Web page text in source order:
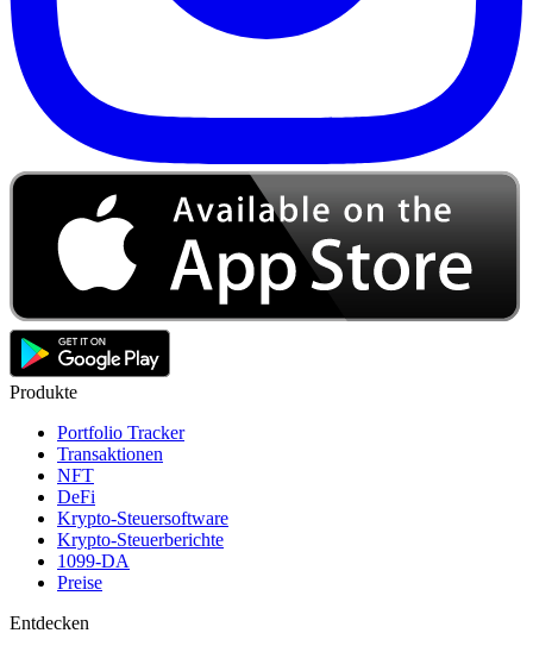
Produkte
Portfolio Tracker
Transaktionen
NFT
DeFi
Krypto-Steuersoftware
Krypto-Steuerberichte
1099-DA
Preise
Entdecken